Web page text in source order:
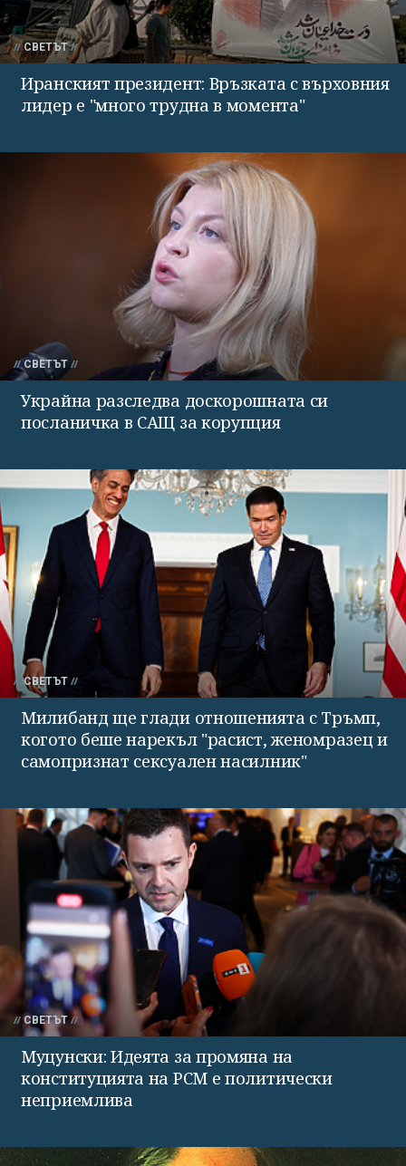
СВЕТЪТ
Иранският президент: Връзката с върховния
лидер е "много трудна в момента"
СВЕТЪТ
Украйна разследва доскорошната си
посланичка в САЩ за корупция
СВЕТЪТ
Милибанд ще глади отношенията с Тръмп,
когото беше нарекъл "расист, женомразец и
самопризнат сексуален насилник"
СВЕТЪТ
Муцунски: Идеята за промяна на
конституцията на РСМ е политически
неприемлива